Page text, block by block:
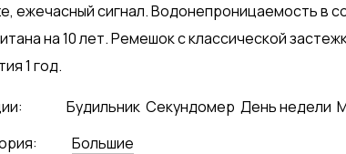
ежечасный сигнал. Водонепроницаемость в
на 10 лет. Ремешок с классической
1 год.
Будильник Секундомер День недели
Большие